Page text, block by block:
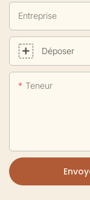
Entreprise
Déposer
Teneur